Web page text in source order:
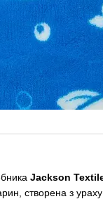
Jackson
створена з